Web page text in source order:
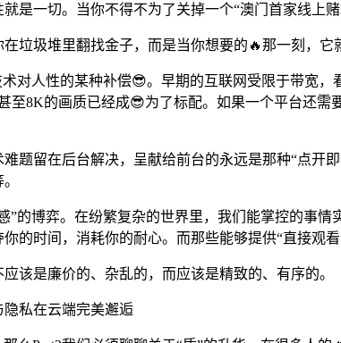
是一切。当你不得不为了关掉一个“澳门首家线上
垃圾堆里翻找金子，而是当你想要的🔥那一刻，
对人性的某种补偿😎。早期的互联网受限于带宽
至8K的画质已经成😎为了标配。如果一个平台还
题留在后台解决，呈献给前台的永远是那种“点
”的博弈。在纷繁复杂的世界里，我们能掌控的事
的时间，消耗你的耐心。而那些能够提供“直接观
该是廉价的、杂乱的，而应该是精致的、有序的。
私在云端完美邂逅